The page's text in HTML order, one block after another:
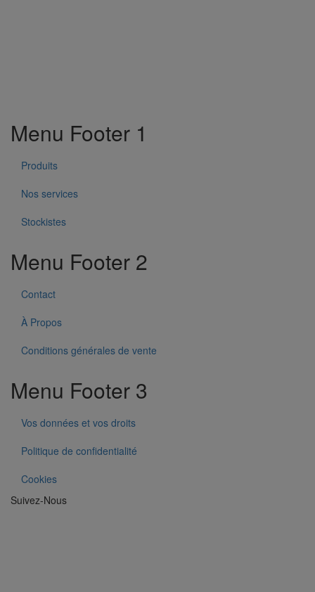
Menu Footer 1
Produits
Nos services
Stockistes
Menu Footer 2
Contact
À Propos
Conditions générales de vente
Menu Footer 3
Vos données et vos droits
Politique de confidentialité
Cookies
Suivez-Nous